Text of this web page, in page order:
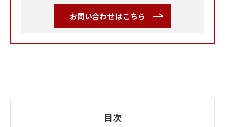
お問い合わせはこちら
目次